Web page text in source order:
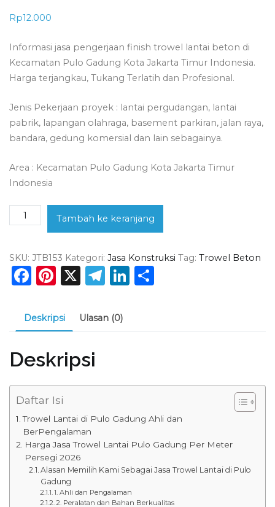
Rp12.000
Informasi jasa pengerjaan finish trowel lantai beton di
Kecamatan Pulo Gadung Kota Jakarta Timur Indonesia.
Harga terjangkau, Tukang Terlatih dan Profesional.
Jenis Pekerjaan proyek : lantai pergudangan, lantai
pabrik, lapangan olahraga, basement parkiran, jalan raya,
bandara, gedung komersial dan lain sebagainya.
Area : Kecamatan Pulo Gadung Kota Jakarta Timur
Indonesia
Kuantitas
Jasa
Beton
Pulo
Gadung
Tambah ke keranjang
SKU: JTB153 Kategori: Jasa Konstruksi Tag: Trowel Beton
Facebook
Pinterest
X Telegram
LinkedIn
Deskripsi Ulasan (0)
Deskripsi
Daftar Isi
Trowel Lantai di Pulo Gadung Ahli dan
BerPengalaman
Harga Jasa Trowel Lantai Pulo Gadung Per Meter
Persegi 2026
Alasan Memilih Kami Sebagai Jasa Trowel Lantai di Pulo
Gadung
1. Ahli dan Pengalaman
2. Peralatan dan Bahan Berkualitas